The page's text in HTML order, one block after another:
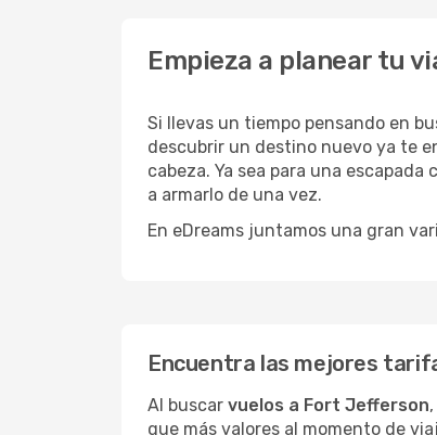
Empieza a planear tu
Si llevas un tiempo pensando en
descubrir un destino nuevo ya te
cabeza. Ya sea para una
a armarlo de una vez.
En eDreams juntamos una gran
Encuentra las mejores
Al buscar vuelos a Fort Jefferson
que más valores al momento de